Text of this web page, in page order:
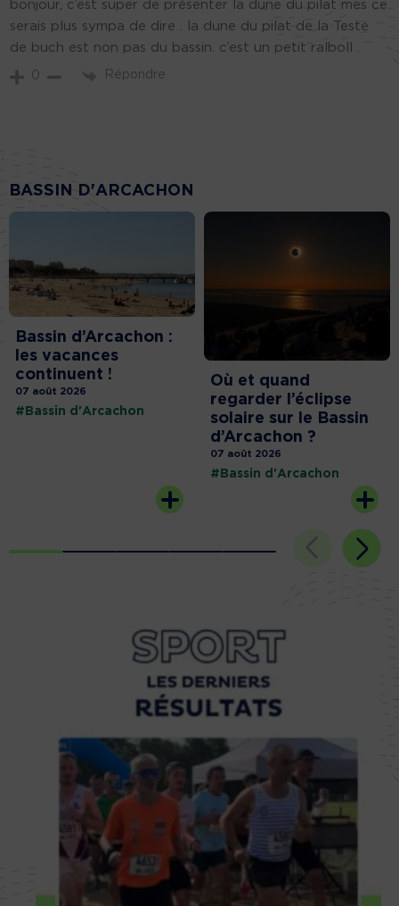
bonjour, c’est super de présenter la dune du pilat mes ce
serais plus sympa de dire . la dune du pilat de la Teste
de buch est non pas du bassin. c’est un petit ralboll .
0 Répondre
BASSIN D'ARCACHON
Bassin d’Arcachon :
les vacances
continuent !
07 août 2026
#Bassin d'Arcachon
Où et quand
regarder l’éclipse
solaire sur le Bassin
d’Arcachon ?
07 août 2026
#Bassin d'Arcachon